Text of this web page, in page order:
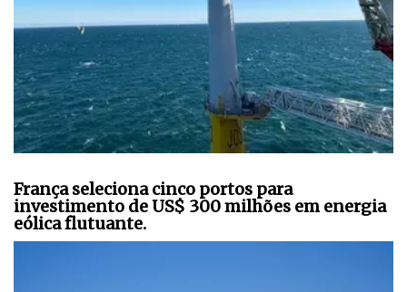
França seleciona cinco portos para
investimento de US$ 300 milhões em energia
eólica flutuante.